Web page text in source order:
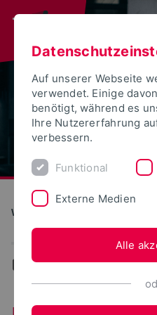
Wirtschaftswissenschaften
... Fachgebiete
Auf unserer Webseite
verwendet. Einige
benötigt, während es
Ihre Nutzererfahrung
verbessern.
Funktional
Externe Medien
Alle